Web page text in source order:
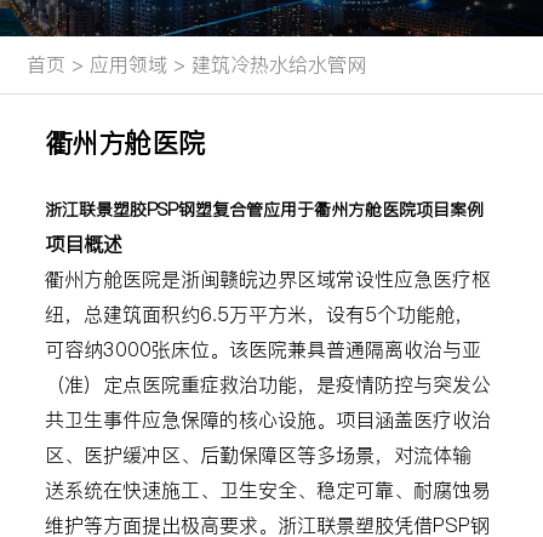
首页 > 应用领域 > 建筑冷热水给水管网
衢州方舱医院
浙江联景塑胶PSP钢塑复合管应用于衢州方舱医院项目案例
项目概述
衢州方舱医院是浙闽赣皖边界区域常设性应急医疗枢
纽，总建筑面积约6.5万平方米，设有5个功能舱，
可容纳3000张床位。该医院兼具普通隔离收治与亚
（准）定点医院重症救治功能，是疫情防控与突发公
共卫生事件应急保障的核心设施。项目涵盖医疗收治
区、医护缓冲区、后勤保障区等多场景，对流体输
送系统在快速施工、卫生安全、稳定可靠、耐腐蚀易
维护等方面提出极高要求。浙江联景塑胶凭借PSP钢